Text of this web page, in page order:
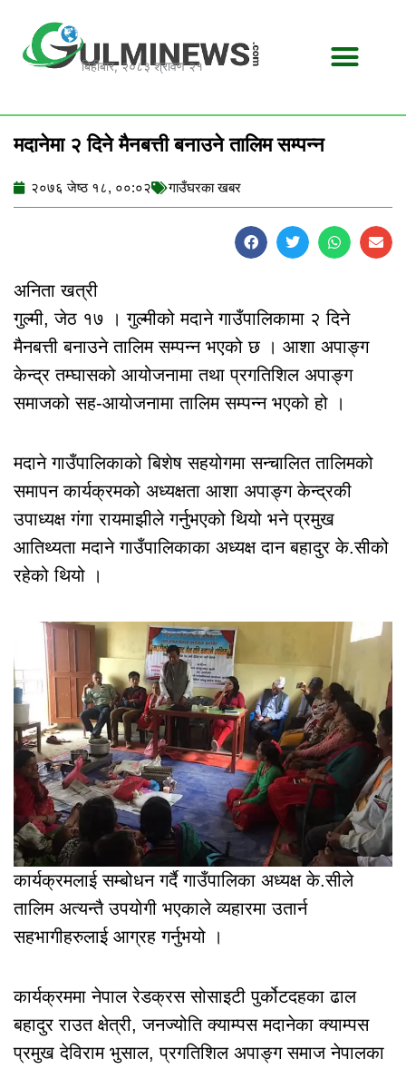
content
बिहीबार, २०८३ श्रावण २१
मदानेमा २ दिने मैनबत्ती बनाउने तालिम सम्पन्न
२०७६ जेष्ठ १८, ००:०२ गाउँघरका खबर
अनिता खत्री
गुल्मी, जेठ १७ । गुल्मीको मदाने गाउँपालिकामा २ दिने
मैनबत्ती बनाउने तालिम सम्पन्न भएको छ । आशा अपाङ्ग
केन्द्र तम्घासको आयोजनामा तथा प्रगतिशिल अपाङ्ग
समाजको सह-आयोजनामा तालिम सम्पन्न भएको हो ।
मदाने गाउँपालिकाको बिशेष सहयोगमा सन्चालित तालिमको
समापन कार्यक्रमको अध्यक्षता आशा अपाङ्ग केन्द्रकी
उपाध्यक्ष गंगा रायमाझीले गर्नुभएको थियो भने प्रमुख
आतिथ्यता मदाने गाउँपालिकाका अध्यक्ष दान बहादुर के.सीको
रहेको थियो ।
कार्यक्रमलाई सम्बोधन गर्दै गाउँपालिका अध्यक्ष के.सीले
तालिम अत्यन्तै उपयोगी भएकाले व्यहारमा उतार्न
सहभागीहरुलाई आग्रह गर्नुभयो ।
कार्यक्रममा नेपाल रेडक्रस सोसाइटी पुर्कोटदहका ढाल
बहादुर राउत क्षेत्री, जनज्योति क्याम्पस मदानेका क्याम्पस
प्रमुख देविराम भुसाल, प्रगतिशिल अपाङ्ग समाज नेपालका